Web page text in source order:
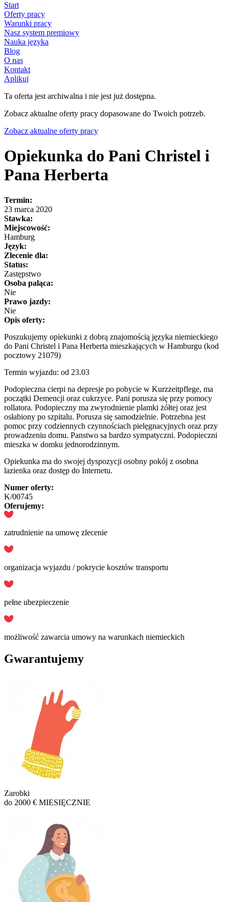
Start
Oferty pracy
Warunki pracy
Nasz system premiowy
Nauka języka
Blog
O nas
Kontakt
Aplikuj
Ta oferta jest archiwalna i nie jest już dostępna.
Zobacz aktualne oferty pracy dopasowane do Twoich potrzeb.
Zobacz aktualne oferty pracy
Opiekunka do Pani Christel i
Pana Herberta
Termin:
23 marca 2020
Stawka:
Miejscowość:
Hamburg
Język:
Zlecenie dla:
Status:
Zastępstwo
Osoba paląca:
Nie
Prawo jazdy:
Nie
Opis oferty:
Poszukujemy opiekunki z dobrą znajomością języka niemieckiego
do Pani Christel i Pana Herberta mieszkających w Hamburgu (kod
pocztowy 21079)
Termin wyjazdu: od 23.03
Podopieczna cierpi na depresje po pobycie w Kurzzeitpflege, ma
początki Demencji oraz cukrzyce. Pani porusza się przy pomocy
rollatora. Podopieczny ma zwyrodnienie plamki żółtej oraz jest
osłabiony po szpitalu. Porusza się samodzielnie. Potrzebna jest
pomoc przy codziennych czynnościach pielęgnacyjnych oraz przy
prowadzeniu domu. Panstwo sa bardzo sympatyczni. Podopieczni
mieszka w domku jednorodzinnym.
Opiekunka ma do swojej dyspozycji osobny pokój z osobna
lazienka oraz dostęp do Internetu.
Numer oferty:
K/00745
Oferujemy:
zatrudnienie na umowę zlecenie
organizacja wyjazdu / pokrycie kosztów transportu
pełne ubezpieczenie
możliwość zawarcia umowy na warunkach niemieckich
Gwarantujemy
Zarobki
do 2000 € MIESIĘCZNIE